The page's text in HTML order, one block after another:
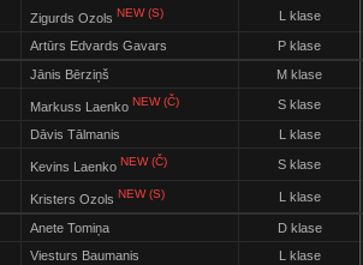
Zigurds Ozols NEW (S) L klase
Artūrs Edvards Gavars
P klase
Jānis Bērziņš M klase
Markuss Laenko NEW (Č) S klase
Dāvis Tālmanis L klase
Kevins Laenko NEW (Č) S klase
Kristers Ozols NEW (S) L klase
Anete Tomiņa
D klase
Viesturs Baumanis
L klase